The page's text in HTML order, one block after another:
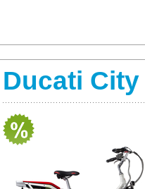
Ducati